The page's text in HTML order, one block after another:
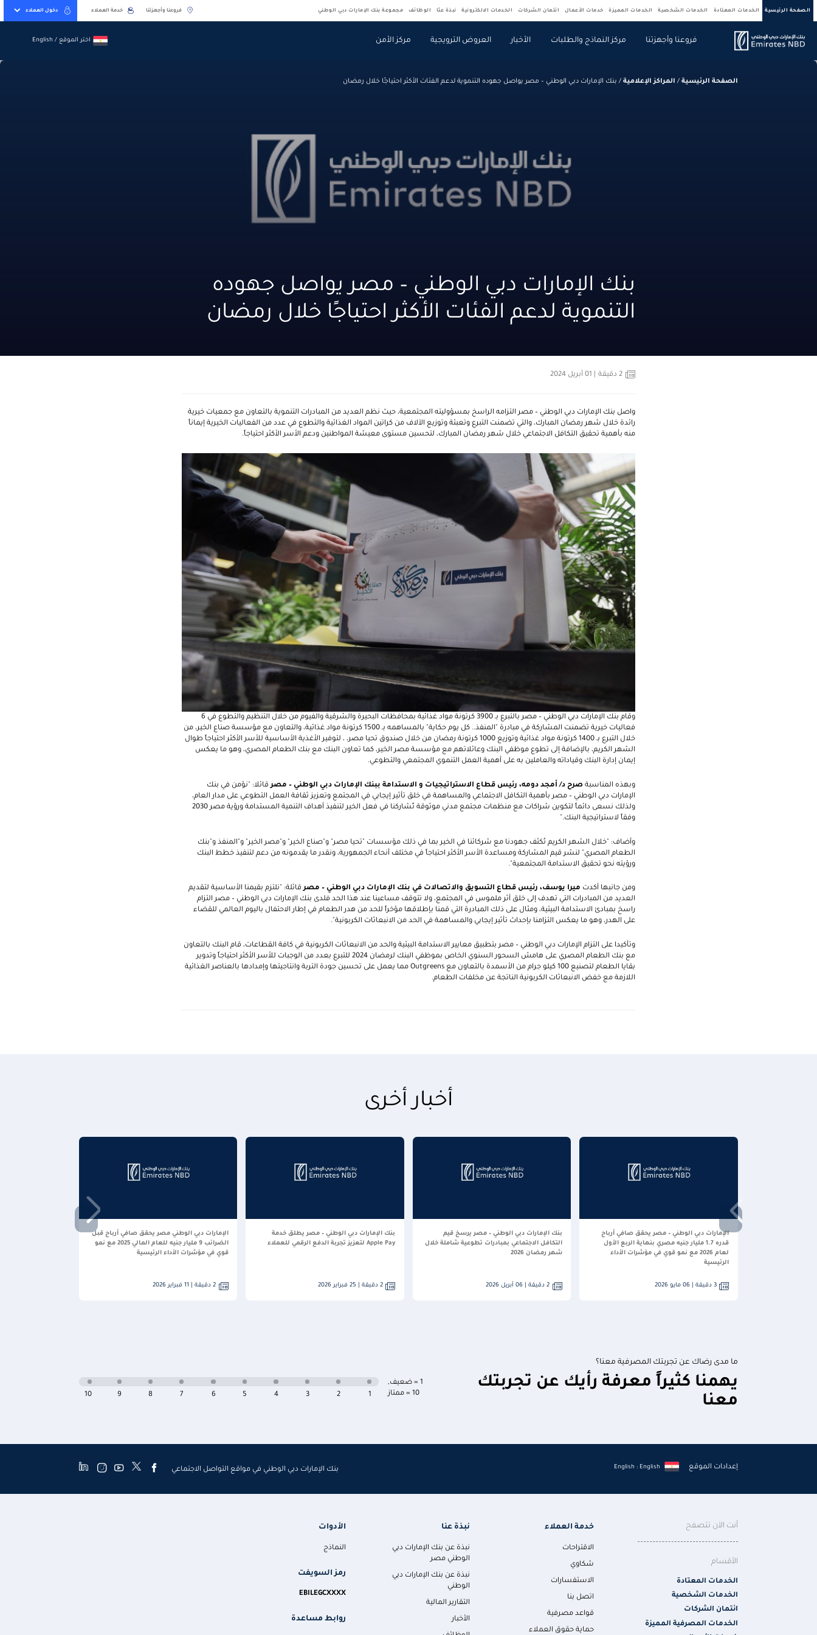
الصفحة الرئيسية الخدمات المعتادة الخدمات الشخصية الخدمات المميزة خدمات الأعمال ائتمان الشركات الخدمات الالكترونية نبذة عنّا الوظائف مجموعة بنك الإمارات دبي الوطني فروعنا وأجهزتنا خدمة العملاء دخول العملاء
فروعنا وأجهزتنا مركز النماذج والطلبات الأخبار العروض الترويجية مركز الأمن
اختر الموقع / English
اختر الموقع / English
الصفحة الرئيسية / المراكز الإعلامية / بنك الإمارات دبي الوطني – مصر يواصل جهوده التنموية لدعم الفئات الأكثر احتياجًا خلال رمضان
بنك الإمارات دبي الوطني – مصر يواصل جهوده
التنموية لدعم الفئات الأكثر احتياجًا خلال رمضان
2 دقيقة
واصل بنك الإمارات دبي الوطني – مصر التزامه الراسخ بمسؤوليته المجتمعية، حيث نظم العديد من المبادرات التنموية بالتعاون مع جمعيات خيرية
رائدة خلال شهر رمضان المبارك، والتي تضمنت التبرع وتعبئة وتوزيع الآلاف من كراتين المواد الغذائية والتطوع في عدد من الفعاليات الخيرية إيماناً
منه بأهمية تحقيق التكافل الاجتماعي خلال شهر رمضان المبارك، لتحسين مستوى معيشة المواطنين ودعم الأسر الأكثر احتياجاً.
وقام بنك الإمارات دبي الوطني – مصر بالتبرع بـ 3900 كرتونة مواد غذائية بمحافظات البحيرة والشرقية والفيوم من خلال التنظيم والتطوع في 6
فعاليات خيرية تضمنت المشاركة في مبادرة "المنفذ.. كل يوم حكاية" بالمساهمه بـ 1500 كرتونة مواد غذائية، والتعاون مع مؤسسة صناع الخير، من
خلال التبرع بـ 1400 كرتونة مواد غذائية وتوزيع 1000 كرتونة رمضان من خلال صندوق تحيا مصر، ، لتوفير الأغذية الأساسية للأسر الأكثر احتياجاً طوال
الشهر الكريم، بالإضافة إلى تطوع موظفي البنك وعائلاتهم مع مؤسسة مصر الخير، كما تعاون البنك مع بنك الطعام المصري، وهو ما يعكس
إيمان إدارة البنك وقياداته والعاملين به على أهمية العمل التنموي المجتمعي والتطوعي.
وبهذه المناسبة صرح د/ أمجد دومه، رئيس قطاع الاستراتيجيات و الاستدامة ببنك الإمارات دبي الوطني – مصر قائلا: "نؤمن في بنك
الإمارات دبي الوطني – مصر بأهمية التكافل الاجتماعي والمساهمة في خلق تأثير إيجابي في المجتمع وتعزيز ثقافة العمل التطوعي على مدار العام،
ولذلك نسعى دائماً لتكوين شراكات مع منظمات مجتمع مدني موثوقة تُشاركنا في فعل الخير لتنفيذ أهداف التنمية المستدامة ورؤية مصر 2030
وفقاً لاستراتيجية البنك."
وأضاف: "خلال الشهر الكريم نُكثف جهودنا مع شركائنا في الخير بما في ذلك مؤسسات "تحيا مصر" و"صناع الخير" و"مصر الخير" و"المنفذ و"بنك
الطعام المصري" لنشر قيم المشاركة ومساعدة الأسر الأكثر احتياجاً في مختلف أنحاء الجمهورية، ونقدر ما يقدمونه من دعم لتنفيذ خطط البنك
ورؤيته نحو تحقيق الاستدامة المجتمعية".
ومن جانبها أكدت ميرا يوسف، رئيس قطاع التسويق والاتصالات في بنك الإمارات دبي الوطني – مصر قائلة: "نلتزم بقيمنا الأساسية لتقديم
العديد من المبادرات التي تهدف إلى خلق أثر ملموس في المجتمع، ولا تتوقف مساعينا عند هذا الحد فلدى بنك الإمارات دبي الوطني – مصر التزام
راسخ بمبادئ الاستدامة البيئية، ومثال على ذلك المبادرة التي قمنا بإطلاقها مؤخراً للحد من هدر الطعام في إطار الاحتفال باليوم العالمي للقضاء
على الهدر، وهو ما يعكس التزامنا بإحداث تأثير إيجابي والمساهمة في الحد من الانبعاثات الكربونية".
وتأكيدا على التزام الإمارات دبي الوطني – مصر بتطبيق معايير الاستدامة البيئية والحد من الانبعاثات الكربونية في كافة القطاعات، قام البنك بالتعاون
مع بنك الطعام المصري على هامش السحور السنوي الخاص بموظفي البنك لرمضان 2024 للتبرع بعدد من الوجبات للأسر الأكثر احتياجاً وتدوير
بقايا الطعام لتصنيع 100 كيلو جرام من الأسمدة بالتعاون مع Outgreens مما يعمل على تحسين جودة التربة وانتاجيتها وإمدادها بالعناصر الغذائية
اللازمة مع خفض الانبعاثات الكربونية الناتجة عن مخلفات الطعام.
أخبار أخرى
الإمارات دبي الوطني – مصر يحقق صافي أرباح
قدره 1.7 مليار جنيه مصري بنهاية الربع الأول
لعام 2026 مع نمو قوي في مؤشرات الأداء
الرئيسية
3 دقيقة | 06 مايو 2026
بنك الإمارات دبي الوطني – مصر يرسخ قيم
التكافل الاجتماعي بمبادرات تطوعية شاملة خلال
شهر رمضان 2026
2 دقيقة | 06 أبريل 2026
بنك الإمارات دبي الوطني – مصر يطلق خدمة
Apple Pay لتعزيز تجربة الدفع الرقمي للعملاء
2 دقيقة | 25 فبراير 2026
الإمارات دبي الوطني مصر يحقق صافي أرباح قبل
الضرائب 9 مليار جنيه للعام المالي 2025 مع نمو
قوي في مؤشرات الأداء الرئيسية
2 دقيقة | 11 فبراير 2026
ما مدى رضاك عن تجربتك المصرفية معنا؟
يهمنا كثيراً معرفة رأيك عن تجربتك
معنا
1 = ضعيف
,
10 = ممتاز
10 9 8 7 6 5 4 3 2 1
إعدادات الموقع English : English بنك الإمارات دبي الوطني في مواقع التواصل الاجتماعي
أنت الآن تتصفح
الأقسام
الخدمات المعتادة
الخدمات الشخصية
ائتمان الشركات
الخدمات المصرفية المميزة
خدمة العملاء
الاقتراحات
شكاوي
الاستفسارات
اتصل بنا
قواعد مصرفية
حماية حقوق العملاء
نبذة عنا
نبذة عن بنك الإمارات دبي
الوطني مصر
نبذة عن بنك الإمارات دبي
الوطني
التقارير المالية
الأخبار
الأدوات
النماذج
رمز السويفت
EBILEGCXXXX
روابط مساعدة